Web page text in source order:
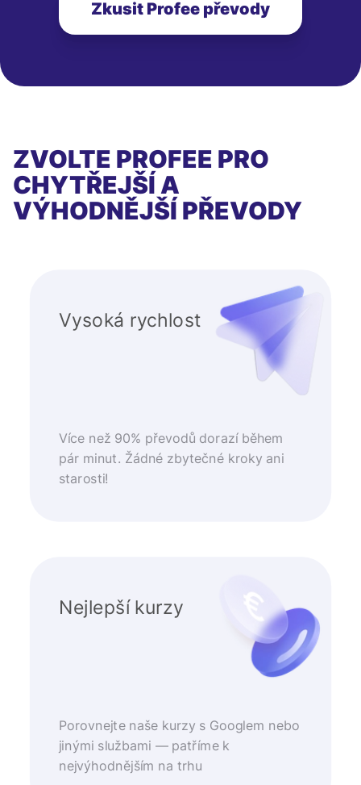
Zkusit Profee převody
ZVOLTE PROFEE PRO
CHYTŘEJŠÍ A
VÝHODNĚJŠÍ PŘEVODY
Vysoká rychlost
Více než 90% převodů dorazí během
pár minut. Žádné zbytečné kroky ani
starosti!
Nejlepší kurzy
Porovnejte naše kurzy s Googlem nebo
jinými službami — patříme k
nejvýhodnějším na trhu